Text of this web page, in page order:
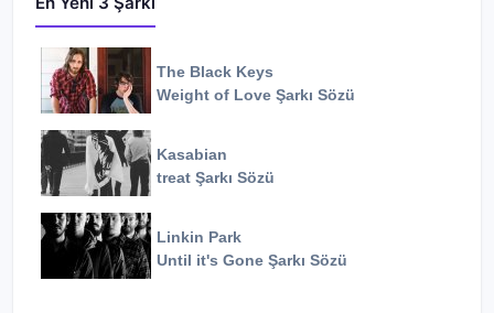
The Black Keys
Weight of Love Şarkı Sözü
Kasabian
treat Şarkı Sözü
Linkin Park
Until it's Gone Şarkı Sözü